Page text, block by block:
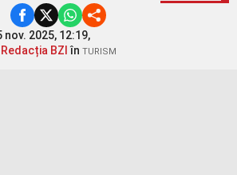
nov. 2025, 12:19,
Redacția BZI în TURISM